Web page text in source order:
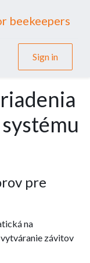
beekeepers
Sign in
pre
na
vytváranie závitov